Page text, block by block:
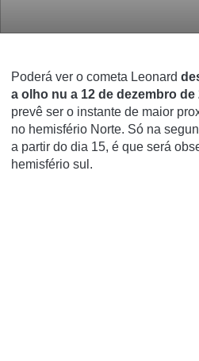
Poderá ver o cometa Leonard
a olho nu a 12 de dezembro de
prevê ser o instante de maior
no hemisfério Norte. Só na
a partir do dia 15, é que será
hemisfério sul.